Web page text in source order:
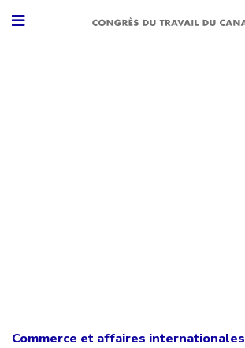
Commerce et affaires internationales